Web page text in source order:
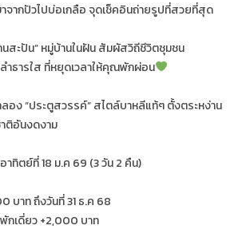
าจากปัวไปบ่อเกลือ จุดเช็คอินถ่ายรูปที่สวยที่สุด
สะปัน” หมู่บ้านในฝัน สัมผัสวิถีชีวิตชุมชน
ำธารใส ที่หยุดเวลาให้คุณพักผ่อน
อง “ประตูสวรรค์” สไตล์บาหลีแท้ๆ ตั้งตระหง่าน
ติอันงดงาม
าทิตย์ที่ 18 ม.ค 69 (3 วัน 2 คืน)
บาท ถึงวันที่ 31 ธ.ค 68
กเดี่ยว +2,000 บาท